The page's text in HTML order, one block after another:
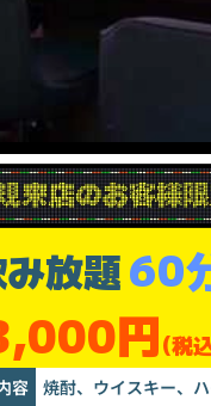
放題60
円(税
容 焼酎、ウイスキー、